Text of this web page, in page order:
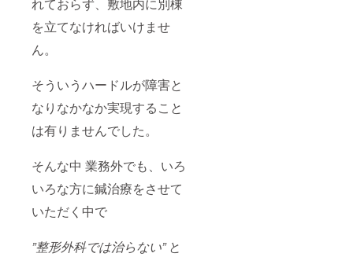
を立てなければいけませ
ん。
そういうハードルが障害と
なりなかなか実現すること
は有りませんでした。
そんな中 業務外でも、いろ
いろな方に鍼治療をさせて
いただく中で
”整形外科では治らない”と